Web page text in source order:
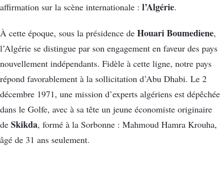
affirmation sur la scène internationale : l’Algérie.
À cette époque, sous la présidence de Houari Boumediene,
l’Algérie se distingue par son engagement en faveur des pays
nouvellement indépendants. Fidèle à cette ligne, notre pays
répond favorablement à la sollicitation d’Abu Dhabi. Le 2
décembre 1971, une mission d’experts algériens est dépêchée
dans le Golfe, avec à sa tête un jeune économiste originaire
de Skikda, formé à la Sorbonne : Mahmoud Hamra Krouha,
âgé de 31 ans seulement.